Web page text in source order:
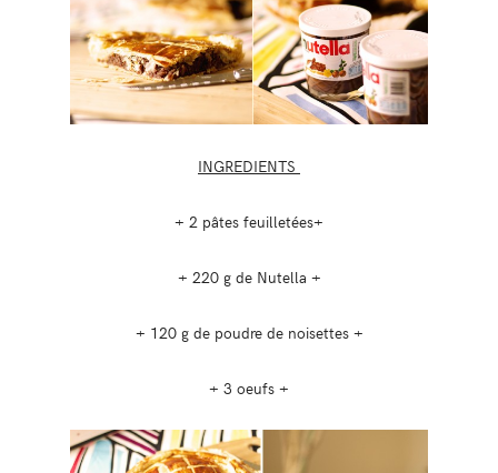
INGREDIENTS
+ 2 pâtes feuilletées+
+ 220 g de Nutella +
+ 120 g de poudre de noisettes +
+ 3 oeufs +